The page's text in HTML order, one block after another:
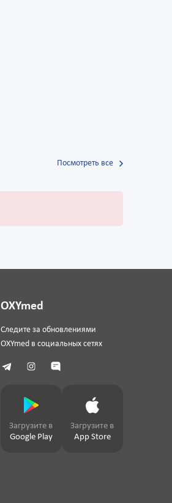
Посмотреть все
OXYmed
Следите за обновлениями
OXYmed в социальных сетях
Загрузите в
Google Play
Загрузите в
App Store